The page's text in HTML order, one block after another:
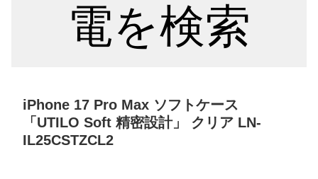
電を検索
iPhone 17 Pro Max ソフトケース
「UTILO Soft 精密設計」 クリア LN-
IL25CSTZCL2